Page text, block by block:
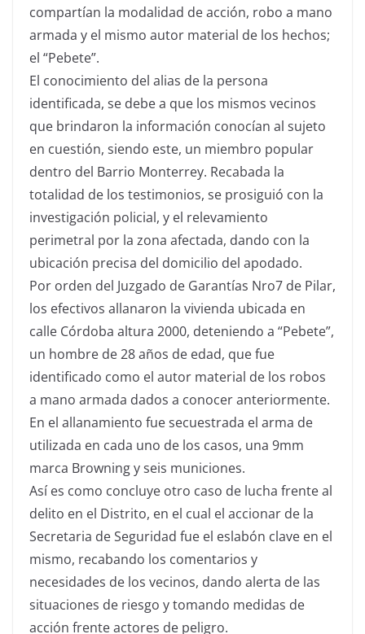
compartían la modalidad de acción, robo a mano
armada y el mismo autor material de los hechos;
el “Pebete”.
El conocimiento del alias de la persona
identificada, se debe a que los mismos vecinos
que brindaron la información conocían al sujeto
en cuestión, siendo este, un miembro popular
dentro del Barrio Monterrey. Recabada la
totalidad de los testimonios, se prosiguió con la
investigación policial, y el relevamiento
perimetral por la zona afectada, dando con la
ubicación precisa del domicilio del apodado.
Por orden del Juzgado de Garantías Nro7 de Pilar,
los efectivos allanaron la vivienda ubicada en
calle Córdoba altura 2000, deteniendo a “Pebete”,
un hombre de 28 años de edad, que fue
identificado como el autor material de los robos
a mano armada dados a conocer anteriormente.
En el allanamiento fue secuestrada el arma de
utilizada en cada uno de los casos, una 9mm
marca Browning y seis municiones.
Así es como concluye otro caso de lucha frente al
delito en el Distrito, en el cual el accionar de la
Secretaria de Seguridad fue el eslabón clave en el
mismo, recabando los comentarios y
necesidades de los vecinos, dando alerta de las
situaciones de riesgo y tomando medidas de
acción frente actores de peligro.